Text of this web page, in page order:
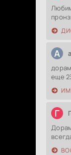
А
еще
Г